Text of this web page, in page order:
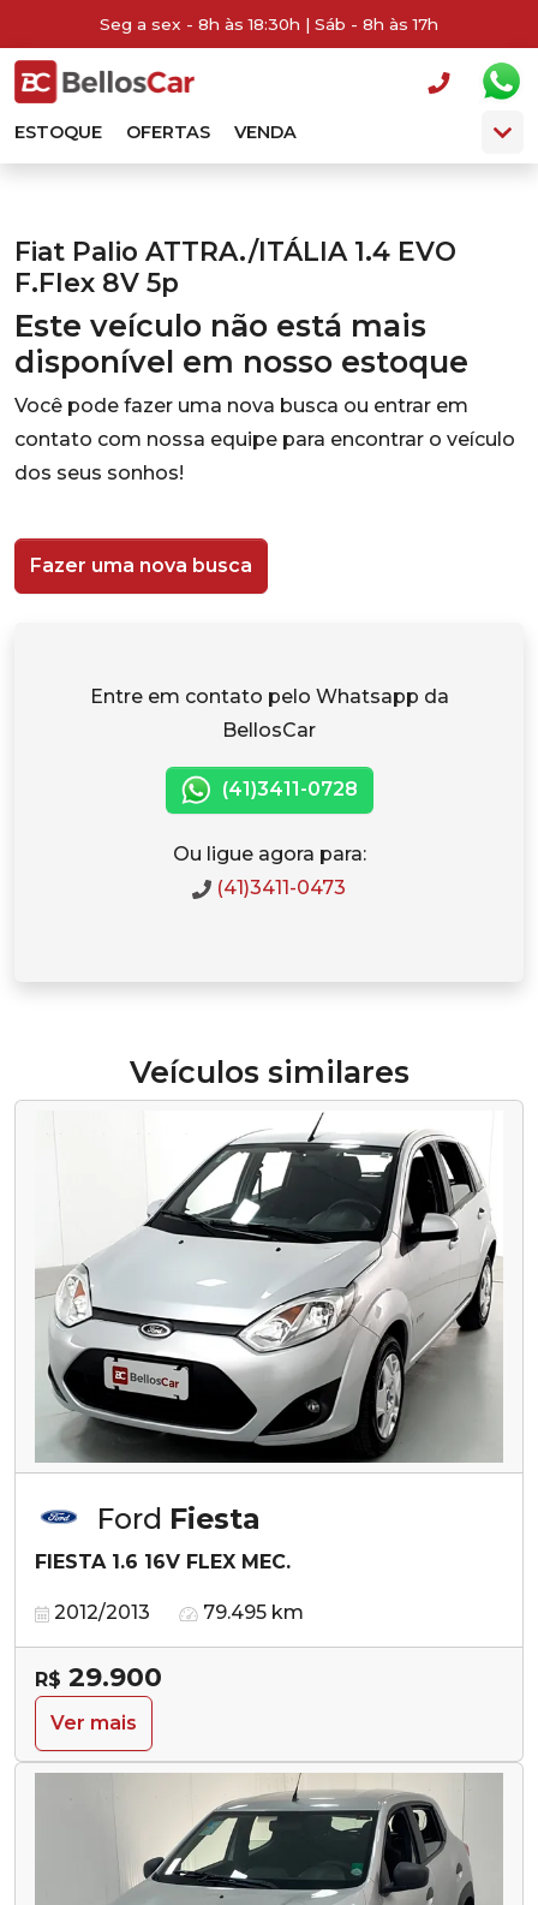
Seg a sex - 8h às 18:30h | Sáb - 8h às 17h
ESTOQUE OFERTAS VENDA
Fiat Palio ATTRA./ITÁLIA 1.4 EVO
F.Flex 8V 5p
Este veículo não está mais
disponível em nosso estoque
Você pode fazer uma nova busca ou entrar em
contato com nossa equipe para encontrar o veículo
dos seus sonhos!
Fazer uma nova busca
Entre em contato pelo Whatsapp da
BellosCar
(41)3411-0728
Ou ligue agora para:
(41)3411-0473
Veículos similares
Ford Fiesta
FIESTA 1.6 16V FLEX MEC.
2012/2013 79.495 km
R$ 29.900
Ver mais